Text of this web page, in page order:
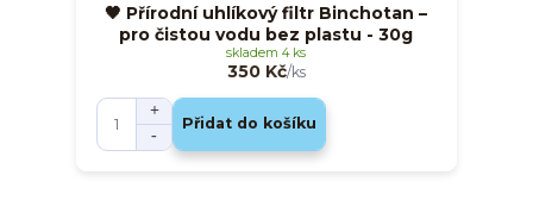
🖤 Přírodní uhlíkový filtr Binchotan –
pro čistou vodu bez plastu - 30g
350 Kč/ks
skladem 4 ks
Přidat do košíku